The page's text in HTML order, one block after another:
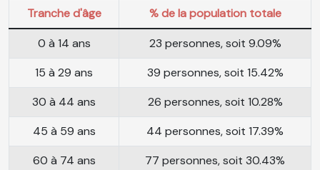
Tranche d'âge
% de la population totale
0 à 14 ans
23 personnes, soit 9.09%
15 à 29 ans
39 personnes, soit 15.42%
30 à 44 ans
26 personnes, soit 10.28%
45 à 59 ans
44 personnes, soit 17.39%
60 à 74 ans
77 personnes, soit 30.43%